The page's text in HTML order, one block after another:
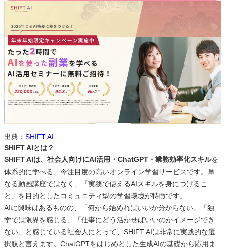
出典： SHIFT AI
SHIFT AIとは？
SHIFT AIは、社会人向けにAI活用・ChatGPT・業務効率化スキルを
体系的に学べる、今注目度の高いオンライン学習サービスです。単
なる動画講座ではなく、「実務で使えるAIスキルを身につけるこ
と」を目的としたコミュニティ型の学習環境が特徴です。
AIに興味はあるものの、「何から始めればいいか分からない」「独
学では限界を感じる」「仕事にどう活かせばいいのかイメージでき
ない」と感じている社会人にとって、SHIFT AIは非常に実践的な選
択肢と言えます。ChatGPTをはじめとした生成AIの基礎から応用ま